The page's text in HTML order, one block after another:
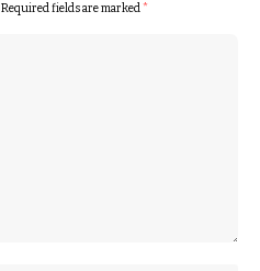
Required fields are marked*